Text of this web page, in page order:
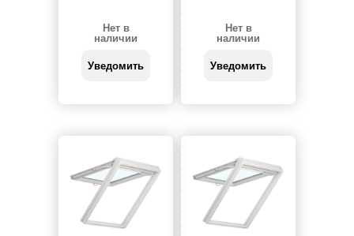
Нет в
наличии
Уведомить
Нет в
наличии
Уведомить